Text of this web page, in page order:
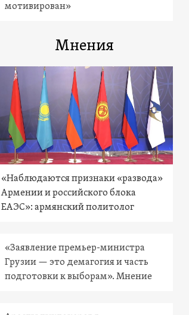
мотивирован»
Мнения
«Наблюдаются признаки «развода»
Армении и российского блока
ЕАЭС»: армянский политолог
«Заявление премьер-министра
Грузии — это демагогия и часть
подготовки к выборам». Мнение